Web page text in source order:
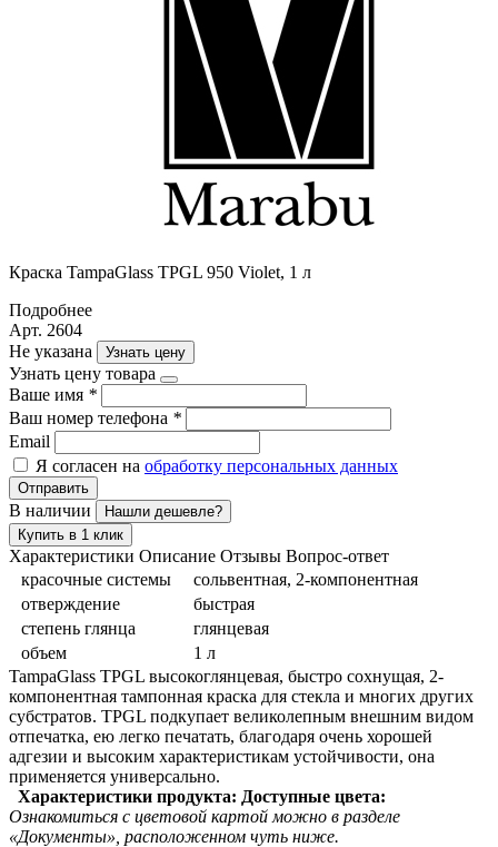
Краска TampaGlass TPGL 950 Violet, 1 л
Подробнее
Арт. 2604
Не указана
Узнать цену
Узнать цену товара
Ваше имя *
Ваш номер телефона *
Email
Я согласен на обработку персональных данных
Отправить
В наличии
Нашли дешевле?
Купить в 1 клик
Характеристики Описание Отзывы Вопрос-ответ
красочные системы
сольвентная, 2-компонентная
отверждение
быстрая
степень глянца
глянцевая
объем
1 л
TampaGlass TPGL высокоглянцевая, быстро сохнущая, 2-
компонентная тампонная краска для стекла и многих других
субстратов. TPGL подкупает великолепным внешним видом
отпечатка, ею легко печатать, благодаря очень хорошей
адгезии и высоким характеристикам устойчивости, она
применяется универсально.
Характеристики продукта: Доступные цвета:
Ознакомиться с цветовой картой можно в разделе
«Документы», расположенном чуть ниже.